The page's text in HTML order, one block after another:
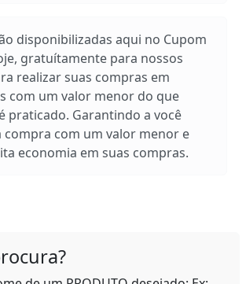
disponibilizadas aqui no Cupom
gratuítamente para nossos
realizar suas compras em
com um valor menor do que
praticado. Garantindo a você
compra com um valor menor e
economia em suas compras.